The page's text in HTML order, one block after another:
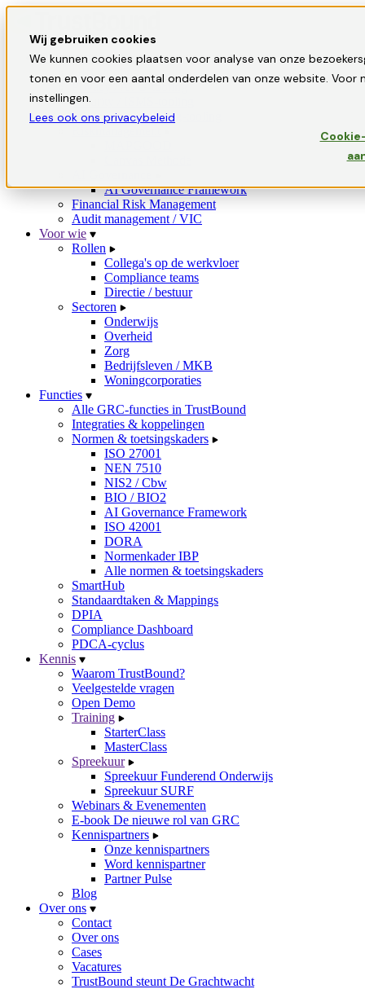
Wij gebruiken cookies
We kunnen cookies plaatsen voor analyse van onze
tonen en voor een aantal onderdelen van onze website.
instellingen.
Lees ook ons privacybeleid
Oplossingen
Privacy / AVG-tooling
Security / ISMS-tooling
Informatiebeveiliging-tooling
AI Governance Framework
Financial Risk Management
Audit management / VIC
Voor wie
Rollen
Collega's op de werkvloer
Compliance teams
Directie / bestuur
Sectoren
Onderwijs
Overheid
Zorg
Bedrijfsleven / MKB
Woningcorporaties
Functies
Alle GRC-functies in TrustBound
Integraties & koppelingen
Normen & toetsingskaders
ISO 27001
NEN 7510
NIS2 / Cbw
BIO / BIO2
AI Governance Framework
ISO 42001
DORA
Normenkader IBP
Alle normen & toetsingskaders
SmartHub
Standaardtaken & Mappings
DPIA
Compliance Dashboard
PDCA-cyclus
Kennis
Waarom TrustBound?
Veelgestelde vragen
Open Demo
Training
StarterClass
MasterClass
Spreekuur
Spreekuur Funderend Onderwijs
Spreekuur SURF
Webinars & Evenementen
E-book De nieuwe rol van GRC
Kennispartners
Onze kennispartners
Word kennispartner
Partner Pulse
Blog
Over ons
Contact
Over ons
Cases
Vacatures
TrustBound steunt De Grachtwacht